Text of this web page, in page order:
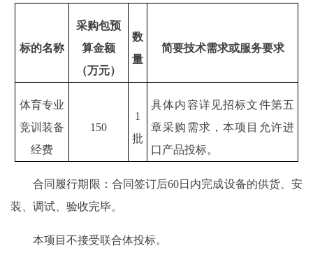
标的名称
采购包预
算金额
（万元）
数
量
简要技术需求或服务要求
体育专业
竞训装备
经费
150
1
批
具体内容详见招标文件第五
章采购需求，本项目允许进
口产品投标。
合同履行期限：合同签订后60日内完成设备的供货、安
装、调试、验收完毕。
本项目不接受联合体投标。